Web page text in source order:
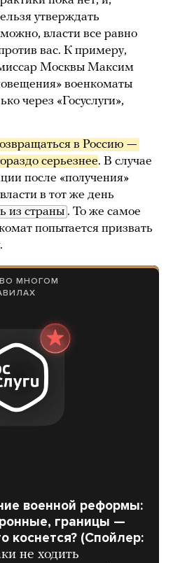
утверждать
власти все равно
вас. К примеру,
Москвы Максим
военкоматы
через «Госуслуги»,
в Россию —
серьезнее. В случае
после «получения»
в тот же день
из страны . То же самое
попытается призвать
МНОГОМ
военной реформы:
границы —
коснется? (Спойлер:
не ходить